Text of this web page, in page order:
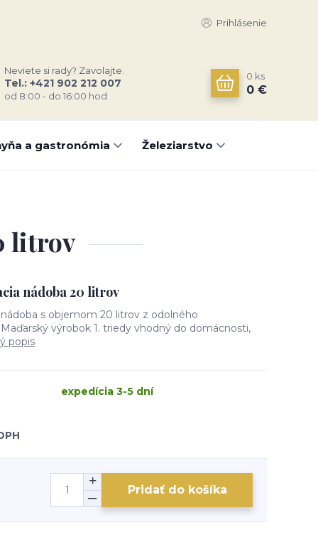
Prihlásenie
Neviete si rady? Zavolajte.
Tel.: +421 902 212 007
od 8:00 - do 16:00 hod
0 ks
0 €
a gastronómia Železiarstvo
litrov
nádoba 20 litrov
s objemom 20 litrov z odolného
výrobok 1. triedy vhodný do domácnosti,
popis
expedícia 3-5 dní
Pridať do košíka